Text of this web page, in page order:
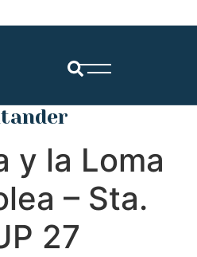
y la Loma
– Sta.
27